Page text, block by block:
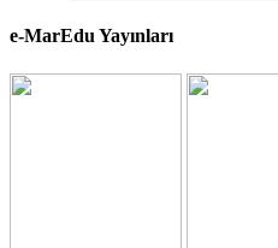
e-MarEdu Yayınları